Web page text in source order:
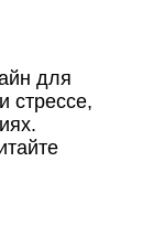
для
стрессе,